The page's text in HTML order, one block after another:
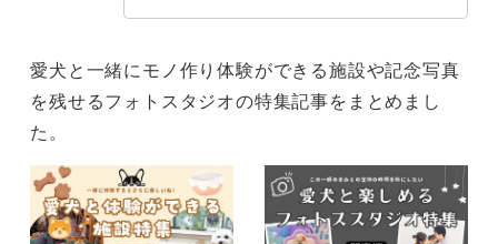
愛犬と一緒にモノ作り体験ができる施設や記念写真
を残せるフォトスタジオの特集記事をまとめまし
た。